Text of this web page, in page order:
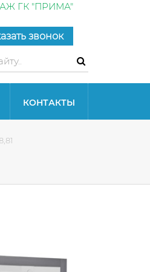
ГК "ПРИМА"
звонок
КОНТАКТЫ